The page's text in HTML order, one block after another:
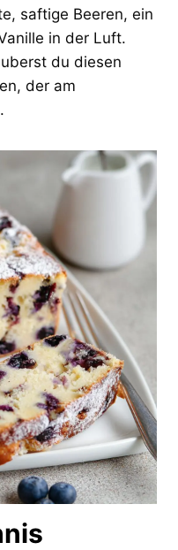
saftige Beeren, ein
in der Luft.
du diesen
der am